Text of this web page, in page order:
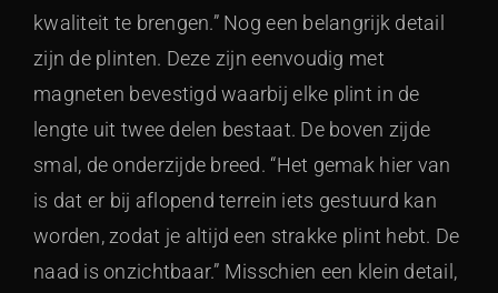
kwaliteit te brengen.” Nog een belangrijk detail
zijn de plinten. Deze zijn eenvoudig met
magneten bevestigd waarbij elke plint in de
lengte uit twee delen bestaat. De boven zijde
smal, de onderzijde breed. “Het gemak hier van
is dat er bij aflopend terrein iets gestuurd kan
worden, zodat je altijd een strakke plint hebt. De
naad is onzichtbaar.” Misschien een klein detail,